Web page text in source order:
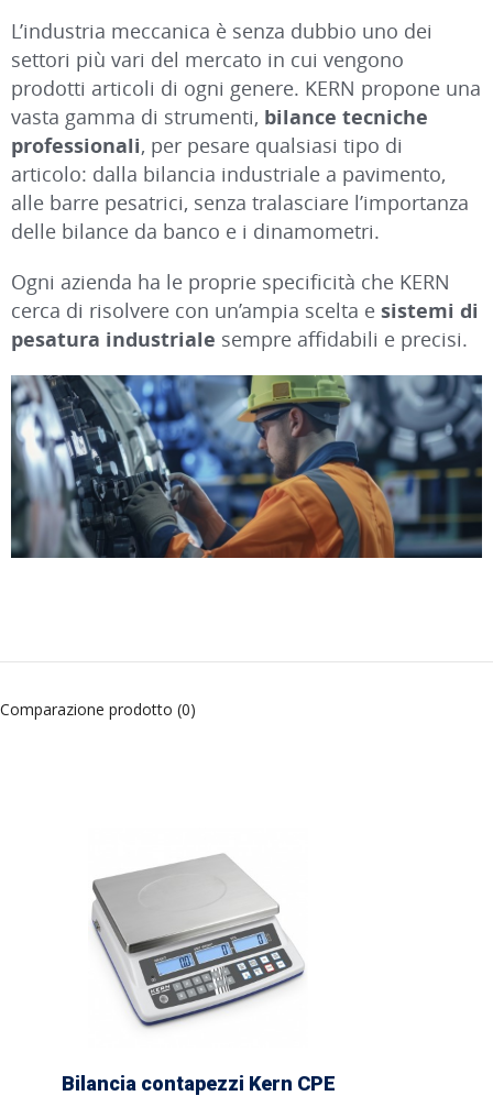
L’industria meccanica è senza dubbio uno dei
settori più vari del mercato in cui vengono
prodotti articoli di ogni genere. KERN propone una
vasta gamma di strumenti, bilance tecniche
professionali, per pesare qualsiasi tipo di
articolo: dalla bilancia industriale a pavimento,
alle barre pesatrici, senza tralasciare l’importanza
delle bilance da banco e i dinamometri.
Ogni azienda ha le proprie specificità che KERN
cerca di risolvere con un’ampia scelta e sistemi di
pesatura industriale sempre affidabili e precisi.
Comparazione prodotto (0)
Bilancia contapezzi Kern CPE